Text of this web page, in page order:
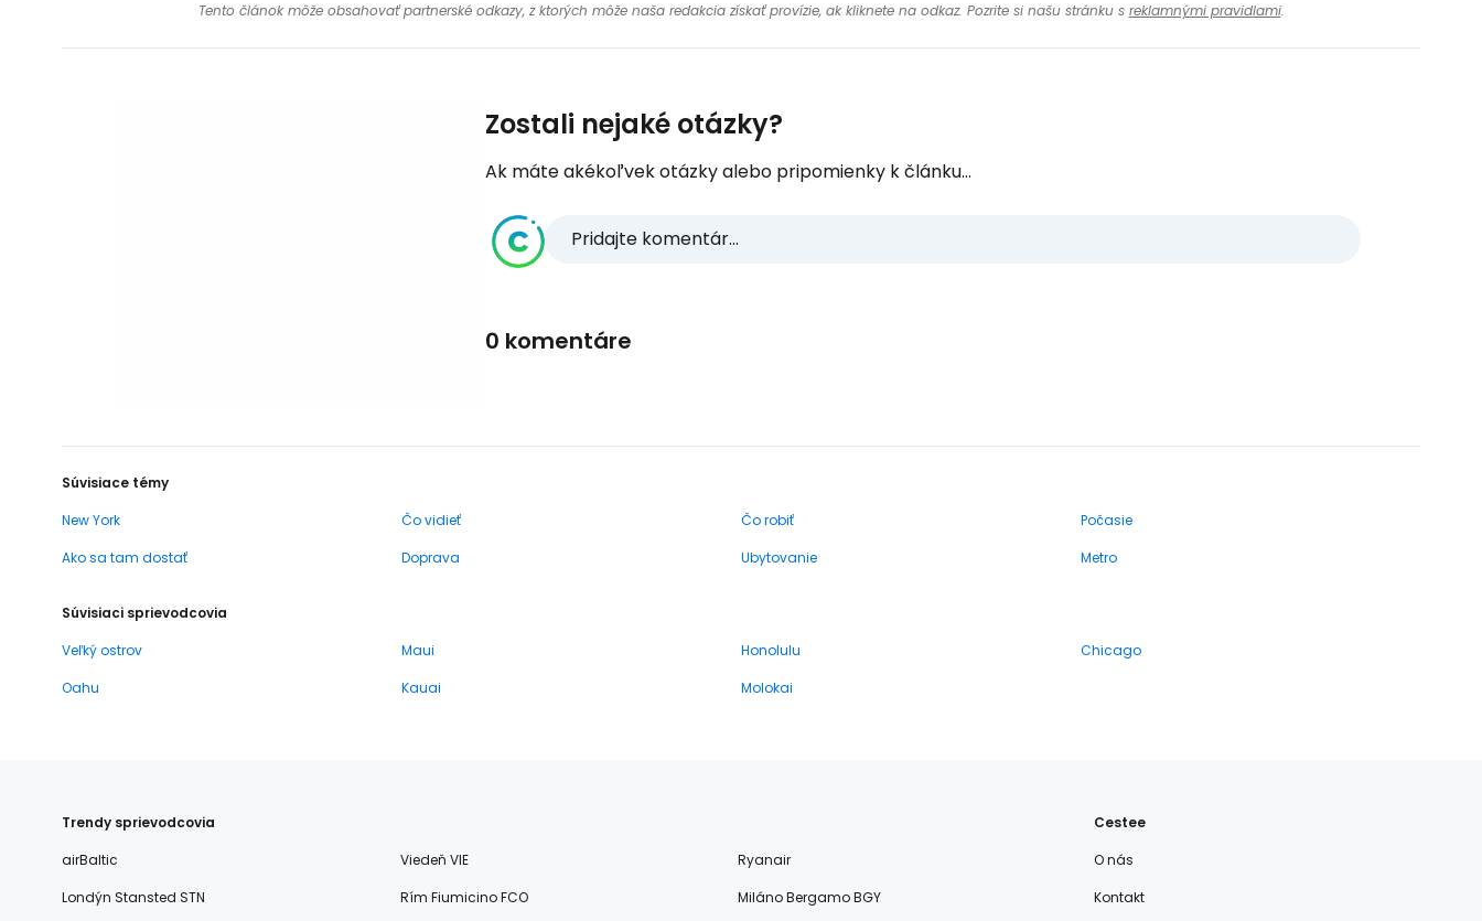
Tento článok môže obsahovať partnerské odkazy, z ktorých môže naša redakcia získať provízie, ak kliknete na odkaz. Pozrite si našu stránku s reklamnými pravidlami.
Zostali nejaké otázky?
Ak máte akékoľvek otázky alebo pripomienky k článku...
Pridajte komentár...
0 komentáre
Súvisiace témy
New York
Čo vidieť Čo robiť
Počasie
Ako sa tam dostať
Doprava Ubytovanie Metro
Súvisiaci sprievodcovia
Veľký ostrov
Maui Honolulu
Chicago
Oahu
Kauai Molokai
Trendy sprievodcovia
airBaltic
Viedeň VIE
Ryanair
Londýn Stansted STN
Rím Fiumicino FCO Miláno Bergamo BGY
Cestee
O nás
Kontakt